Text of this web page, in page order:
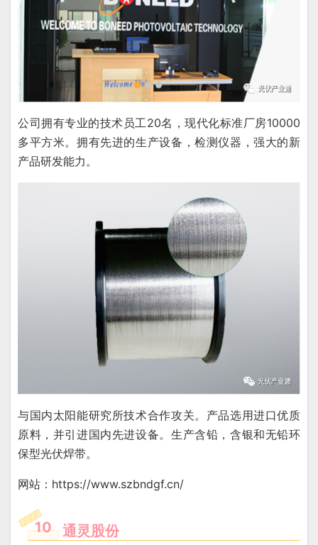
公司拥有专业的技术员工20名，现代化标准厂房10000
多平方米。拥有先进的生产设备，检测仪器，强大的新
产品研发能力。
与国内太阳能研究所技术合作攻关。产品选用进口优质
原料，并引进国内先进设备。生产含铅，含银和无铅环
保型光伏焊带。
网站：https://www.szbndgf.cn/
10 通灵股份